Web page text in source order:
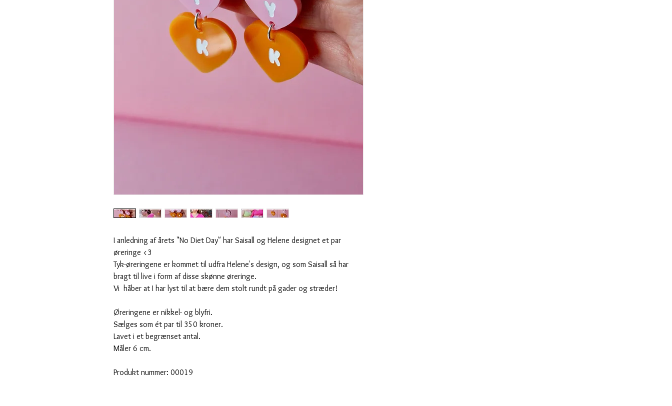
I anledning af årets "No Diet Day" har Saisall og Helene designet et par
øreringe <3
Tyk-øreringene er kommet til udfra Helene's design, og som Saisall så har
bragt til live i form af disse skønne øreringe.
Vi håber at I har lyst til at bære dem stolt rundt på gader og stræder!
Øreringene er nikkel- og blyfri.
Sælges som ét par til 350 kroner.
Lavet i et begrænset antal.
Måler 6 cm.
Produkt nummer: 00019